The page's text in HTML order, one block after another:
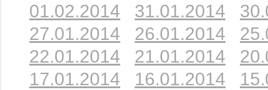
01.02.2014
31.01.2014
27.01.2014
26.01.2014
22.01.2014
21.01.2014
17.01.2014
16.01.2014